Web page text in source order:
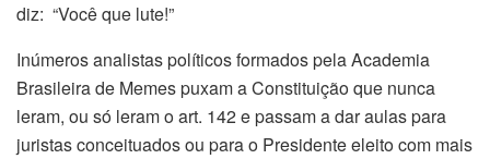
diz: “Você que lute!”
Inúmeros analistas políticos formados pela Academia
Brasileira de Memes puxam a Constituição que nunca
leram, ou só leram o art. 142 e passam a dar aulas para
juristas conceituados ou para o Presidente eleito com mais